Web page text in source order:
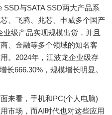
与SATA SSD两大产品系
、飞腾、兆芯、申威多个国产
级产品实现规模出货，并且
、金融等多个领域的知名客
。2024年，江波龙企业级存
长666.30%，规模增长明显。
看，手机和PC(个人电脑)
市场，而AI时代也对这些应用